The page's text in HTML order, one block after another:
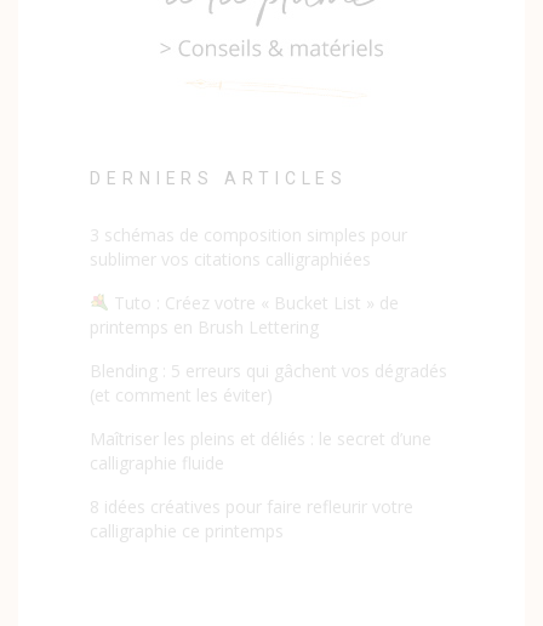
DERNIERS ARTICLES
3 schémas de composition simples pour
sublimer vos citations calligraphiées
Tuto : Créez votre « Bucket List » de
printemps en Brush Lettering
Blending : 5 erreurs qui gâchent vos dégradés
(et comment les éviter)
Maîtriser les pleins et déliés : le secret d’une
calligraphie fluide
8 idées créatives pour faire refleurir votre
calligraphie ce printemps